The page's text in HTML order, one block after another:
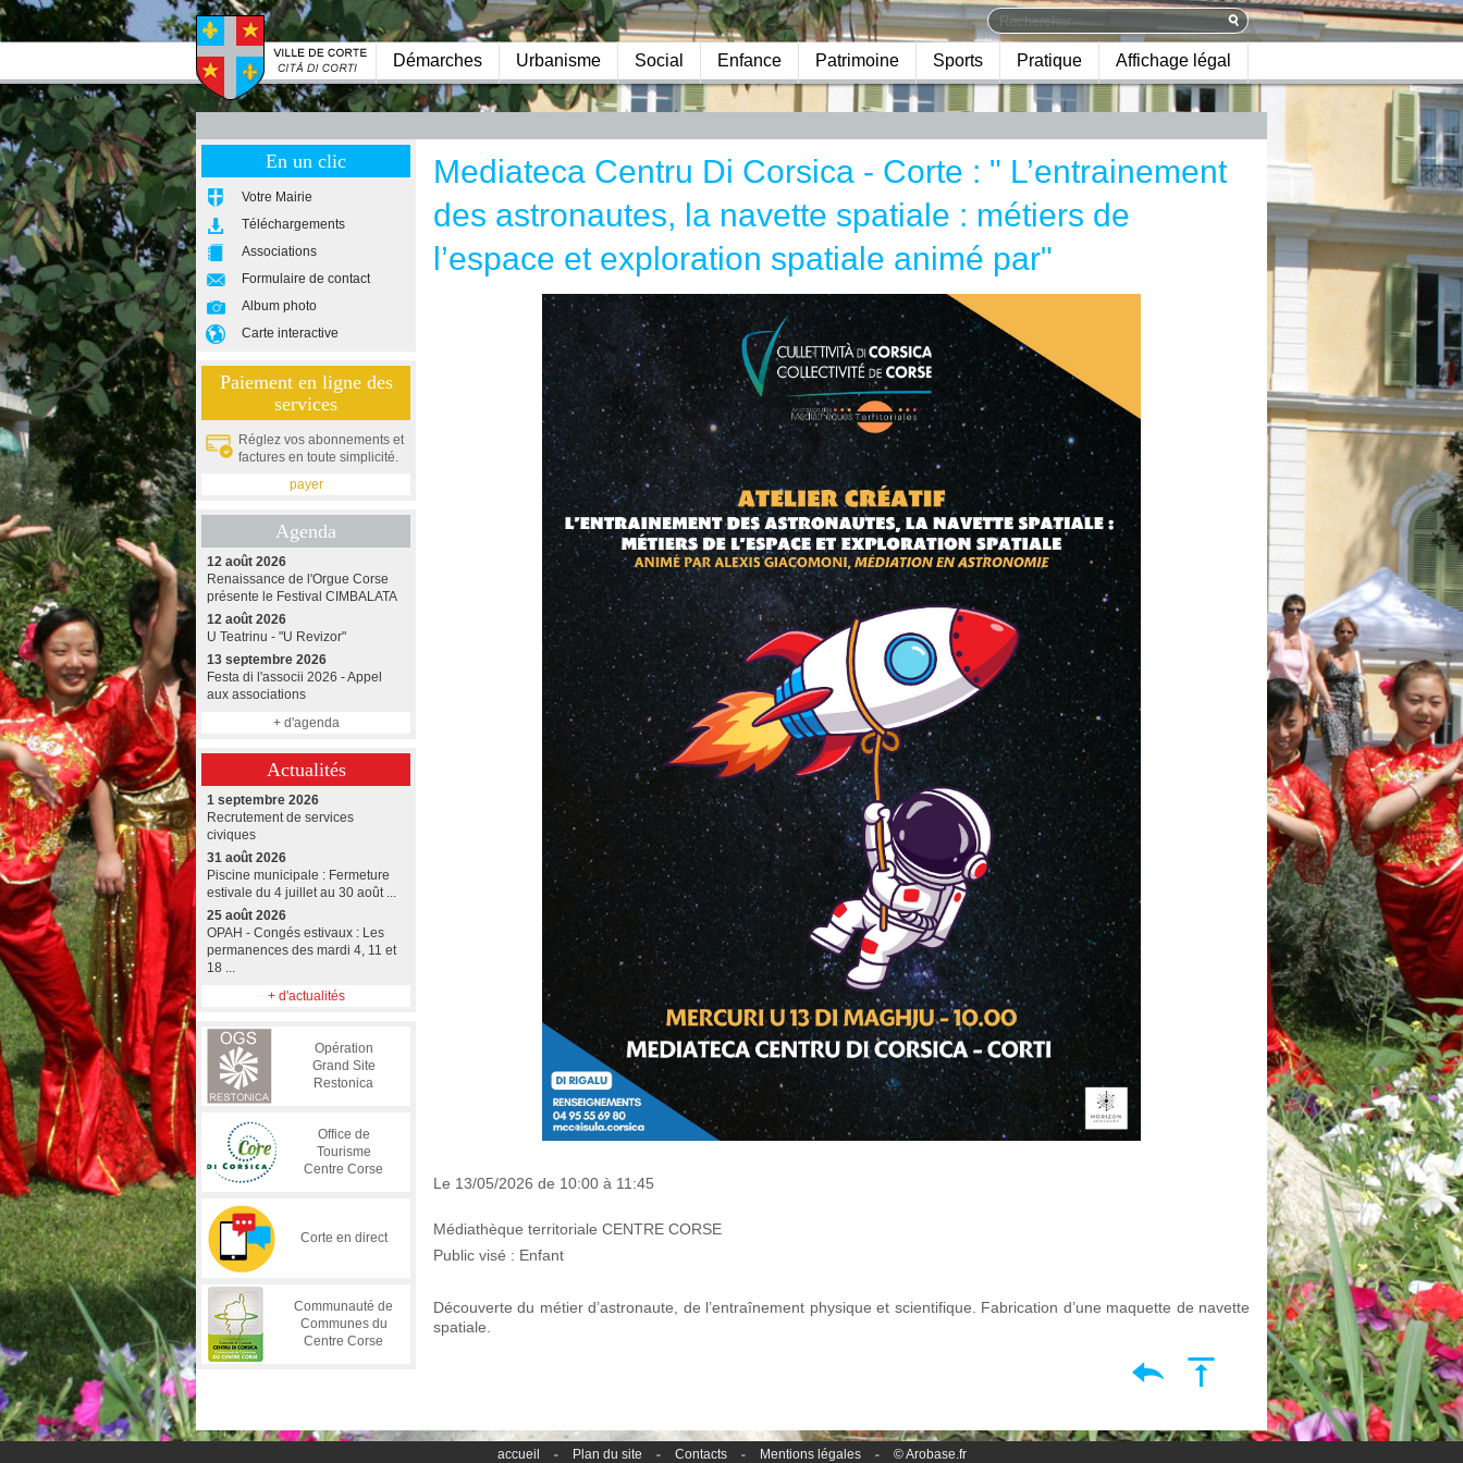
Démarches Urbanisme Social Enfance Patrimoine Sports Pratique Affichage légal
En un clic
Votre Mairie
Téléchargements
Associations
Formulaire de contact
Album photo
Carte interactive
Paiement en ligne des
services
Réglez vos abonnements et
factures en toute simplicité.
payer
Agenda
12 août 2026
Renaissance de l'Orgue Corse
présente le Festival CIMBALATA
12 août 2026
U Teatrinu - "U Revizor"
13 septembre 2026
Festa di l'associi 2026 - Appel
aux associations
+ d'agenda
Actualités
1 septembre 2026
Recrutement de services
civiques
31 août 2026
Piscine municipale : Fermeture
estivale du 4 juillet au 30 août ...
25 août 2026
OPAH - Congés estivaux : Les
permanences des mardi 4, 11 et
18 ...
+ d'actualités
Opération
Grand Site
Restonica
Office de
Tourisme
Centre Corse
Corte en direct
Communauté de
Communes du
Centre Corse
Mediateca Centru Di Corsica - Corte : " L’entrainement
des astronautes, la navette spatiale : métiers de
l’espace et exploration spatiale animé par"
Le 13/05/2026 de 10:00 à 11:45
Médiathèque territoriale CENTRE CORSE
Public visé : Enfant
Découverte du métier d’astronaute, de l’entraînement physique et scientifique. Fabrication d’une maquette de navette
spatiale.
accueil Plan du site Contacts Mentions légales © Arobase.fr